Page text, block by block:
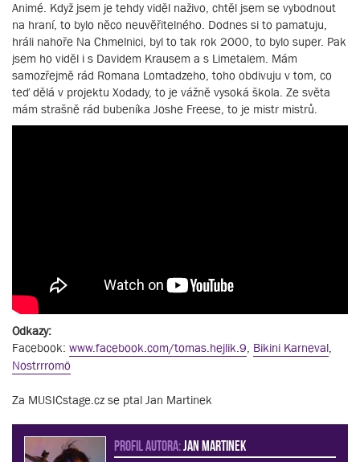
Animé. Když jsem je tehdy viděl naživo, chtěl jsem se vybodnout
na hraní, to bylo něco neuvěřitelného. Dodnes si to pamatuju,
hráli nahoře Na Chmelnici, byl to tak rok 2000, to bylo super. Pak
jsem ho viděl i s Davidem Krausem a s Limetalem. Mám
samozřejmě rád Romana Lomtadzeho, toho obdivuju v tom, co
teď dělá v projektu Xodady, to je vážně vysoká škola. Ze světa
mám strašně rád bubeníka Joshe Freese, to je mistr mistrů.
Odkazy:
Facebook: www.facebook.com/tomas.hejlik.9 Bikini Karneval
Nostrrromö
Za MUSICstage.cz se ptal Jan Martinek
PROFIL AUTORA: Jan Martinek